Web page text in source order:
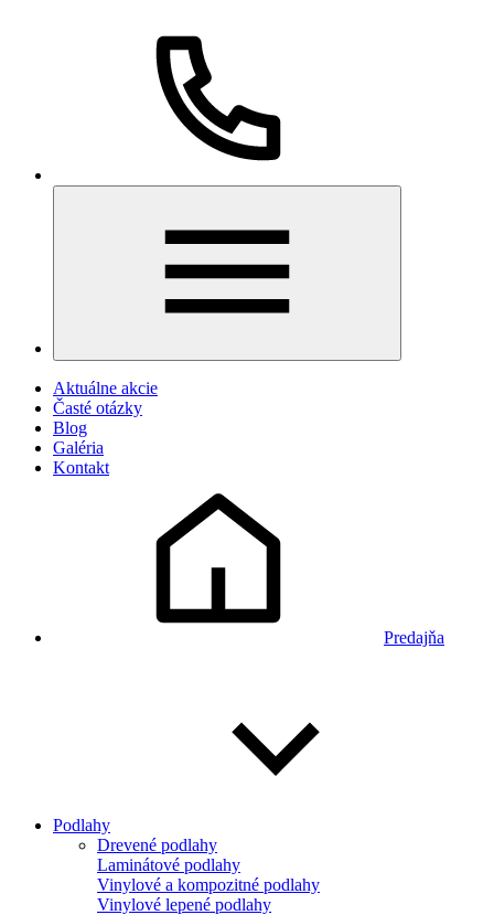
Aktuálne akcie
Časté otázky
Blog
Galéria
Kontakt
Predajňa
Podlahy
Drevené podlahy
Laminátové podlahy
Vinylové a kompozitné podlahy
Vinylové lepené podlahy